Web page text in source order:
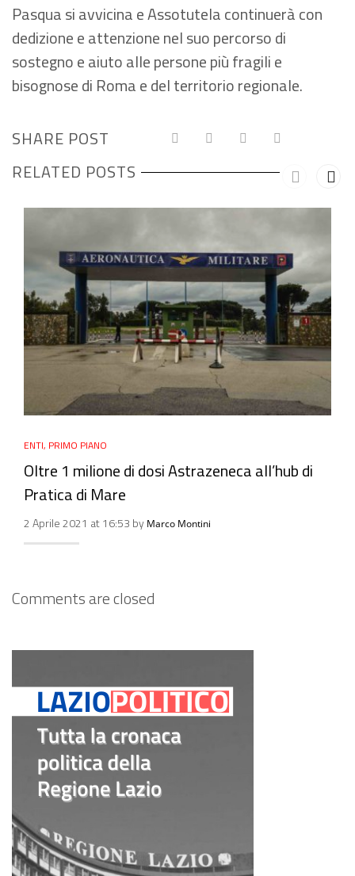
Pasqua si avvicina e Assotutela continuerà con
dedizione e attenzione nel suo percorso di
sostegno e aiuto alle persone più fragili e
bisognose di Roma e del territorio regionale.
SHARE POST
RELATED POSTS
ENTI, PRIMO PIANO
Oltre 1 milione di dosi Astrazeneca all’hub di
Pratica di Mare
2 Aprile 2021 at 16:53 by Marco Montini
Comments are closed